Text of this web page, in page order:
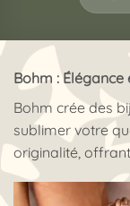
Bohm : Élégance
Bohm crée des
sublimer votre
originalité,